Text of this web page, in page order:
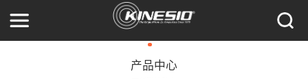
产品中心